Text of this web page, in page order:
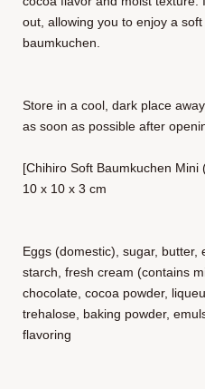
out, allowing you to enjoy a
baumkuchen.
Store in a cool, dark place
as soon as possible after
[Chihiro Soft Baumkuchen Mini
10 x 10 x 3 cm
Eggs (domestic), sugar, butter,
starch, fresh cream (contains
chocolate, cocoa powder,
trehalose, baking powder,
flavoring